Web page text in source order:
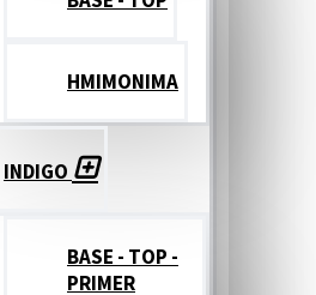
ΗΜΙΜΟΝΙΜΑ
INDIGO
BASE - TOP -
PRIMER